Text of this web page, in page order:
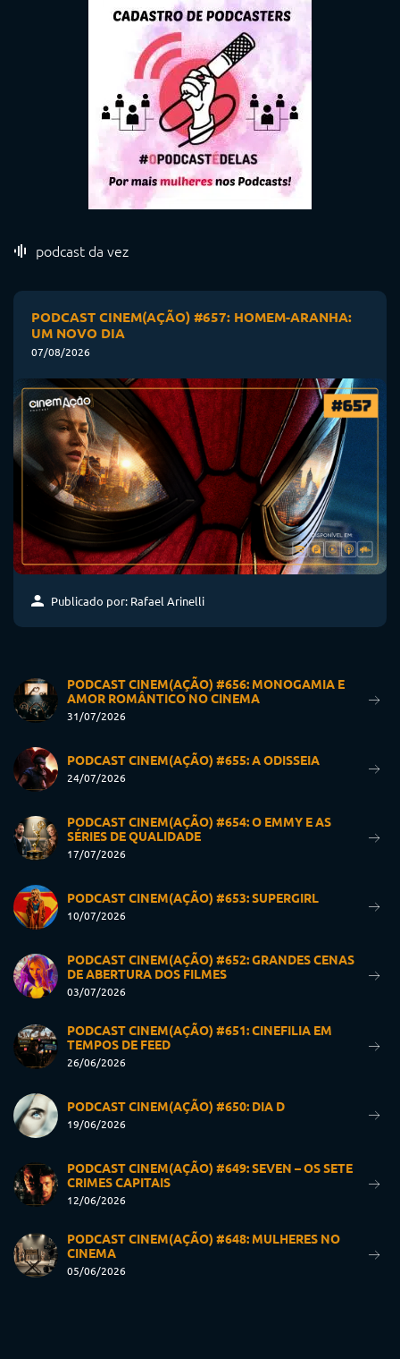
podcast da vez
PODCAST CINEM(AÇÃO) #657: HOMEM-ARANHA:
UM NOVO DIA
07/08/2026
Publicado por: Rafael Arinelli
PODCAST CINEM(AÇÃO) #656: MONOGAMIA E
AMOR ROMÂNTICO NO CINEMA
31/07/2026
PODCAST CINEM(AÇÃO) #655: A ODISSEIA
24/07/2026
PODCAST CINEM(AÇÃO) #654: O EMMY E AS
SÉRIES DE QUALIDADE
17/07/2026
PODCAST CINEM(AÇÃO) #653: SUPERGIRL
10/07/2026
PODCAST CINEM(AÇÃO) #652: GRANDES CENAS
DE ABERTURA DOS FILMES
03/07/2026
PODCAST CINEM(AÇÃO) #651: CINEFILIA EM
TEMPOS DE FEED
26/06/2026
PODCAST CINEM(AÇÃO) #650: DIA D
19/06/2026
PODCAST CINEM(AÇÃO) #649: SEVEN – OS SETE
CRIMES CAPITAIS
12/06/2026
PODCAST CINEM(AÇÃO) #648: MULHERES NO
CINEMA
05/06/2026